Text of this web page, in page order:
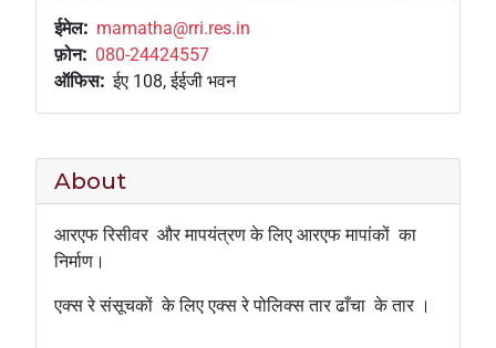
ईमेल
mamatha@rri.res.in
फ़ोन
080-24424557
ऑफिस
ईए 108, ईईजी भवन
About
आरएफ रिसीवर और मापयंत्रण के लिए आरएफ मापांकों का
निर्माण।
एक्स रे संसूचकों के लिए एक्स रे पोलिक्स तार ढाँचा के तार ।